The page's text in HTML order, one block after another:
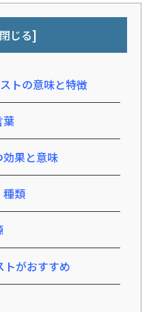
閉じる]
トの意味と特徴
葉
効果と意味
種類
トがおすすめ